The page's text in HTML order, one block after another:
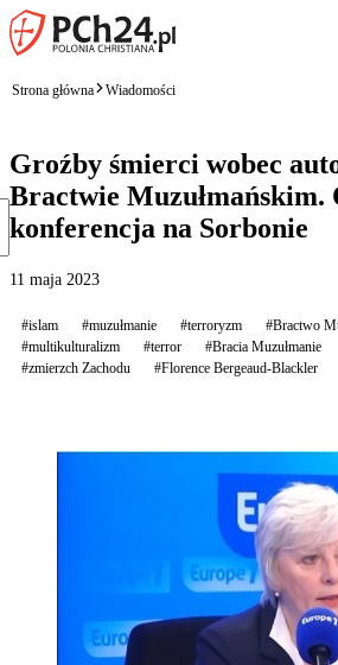
Strona główna Wiadomości
Groźby śmierci wobec
Bractwie Muzułmańskim.
konferencja na Sorbonie
11 maja 2023
#islam #muzułmanie #terroryzm
#Bractwo
#multikulturalizm
#terror #Bracia Muzułmanie
#zmierzch Zachodu
#Florence Bergeaud-Blackler